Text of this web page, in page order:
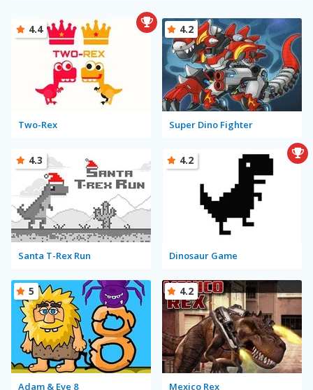
Two-Rex
4.4
Super Dino Fighter
4.2
Santa T-Rex Run
4.3
Dinosaur Game
4.2
Adam & Eve 8
5
Mexico Rex
4.2